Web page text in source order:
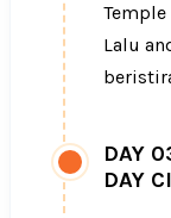
Temple
Lalu
DAY
DAY